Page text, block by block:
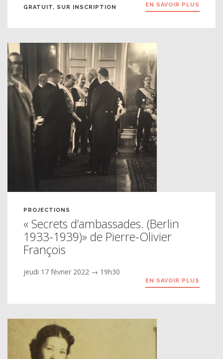
GRATUIT, SUR INSCRIPTION EN SAVOIR PLUS
PROJECTIONS
« Secrets d’ambassades. (Berlin
1933-1939)» de Pierre-Olivier
François
jeudi 17 février 2022 → 19h30
EN SAVOIR PLUS